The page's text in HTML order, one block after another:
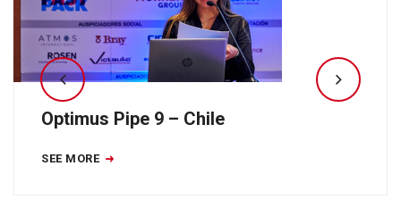
Optimus Pipe 9 – Chile
SEE MORE